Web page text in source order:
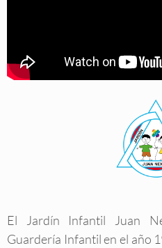
El Jardín Infantil Juan
Guardería Infantil en el año